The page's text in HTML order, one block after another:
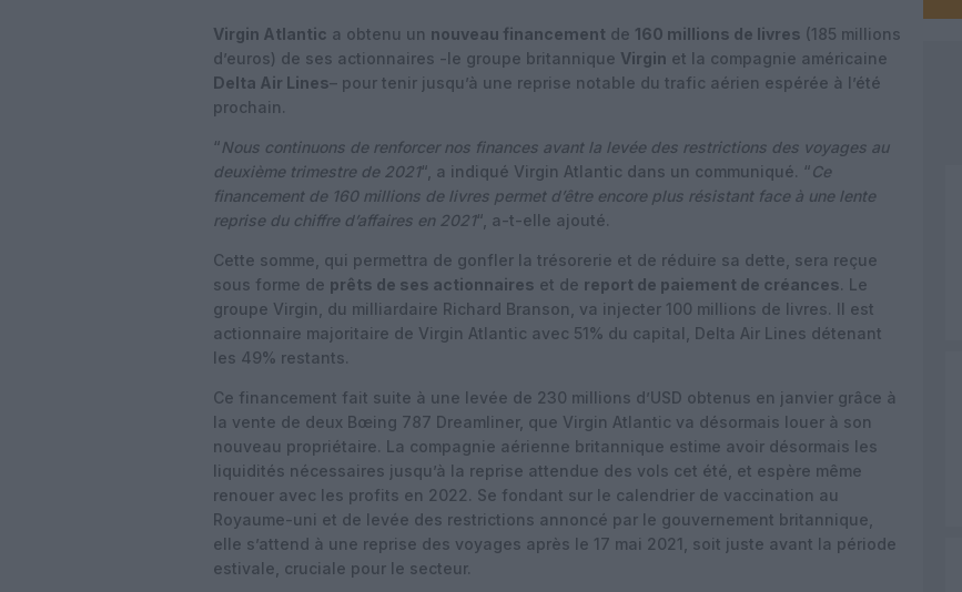
Virgin Atlantic a obtenu un nouveau financement de 160 millions de livres (185 millions
d’euros) de ses actionnaires -le groupe britannique Virgin et la compagnie américaine
Delta Air Lines– pour tenir jusqu’à une reprise notable du trafic aérien espérée à l’été
prochain.
“Nous continuons de renforcer nos finances avant la levée des restrictions des voyages au
deuxième trimestre de 2021“, a indiqué Virgin Atlantic dans un communiqué. “Ce
financement de 160 millions de livres permet d’être encore plus résistant face à une lente
reprise du chiffre d’affaires en 2021“, a-t-elle ajouté.
Cette somme, qui permettra de gonfler la trésorerie et de réduire sa dette, sera reçue
sous forme de prêts de ses actionnaires et de report de paiement de créances. Le
groupe Virgin, du milliardaire Richard Branson, va injecter 100 millions de livres. Il est
actionnaire majoritaire de Virgin Atlantic avec 51% du capital, Delta Air Lines détenant
les 49% restants.
Ce financement fait suite à une levée de 230 millions d’USD obtenus en janvier grâce à
la vente de deux Bœing 787 Dreamliner, que Virgin Atlantic va désormais louer à son
nouveau propriétaire. La compagnie aérienne britannique estime avoir désormais les
liquidités nécessaires jusqu’à la reprise attendue des vols cet été, et espère même
renouer avec les profits en 2022. Se fondant sur le calendrier de vaccination au
Royaume-uni et de levée des restrictions annoncé par le gouvernement britannique,
elle s’attend à une reprise des voyages après le 17 mai 2021, soit juste avant la période
estivale, cruciale pour le secteur.